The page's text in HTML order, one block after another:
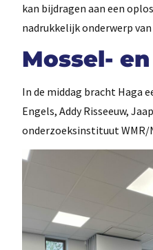
kan bijdragen aan een
nadrukkelijk onderwerp
Mossel-
In de middag bracht Haga
Engels, Addy Risseeuw,
onderzoeksinstituut WMR/